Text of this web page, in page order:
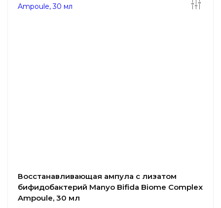
Восстанавливающая ампула с лизатом
бифидобактерий Manyo Bifida Biome Complex
Ampoule, 30 мл